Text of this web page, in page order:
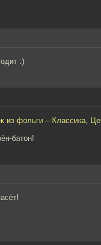
:)
из фольги – Классика,
батон!